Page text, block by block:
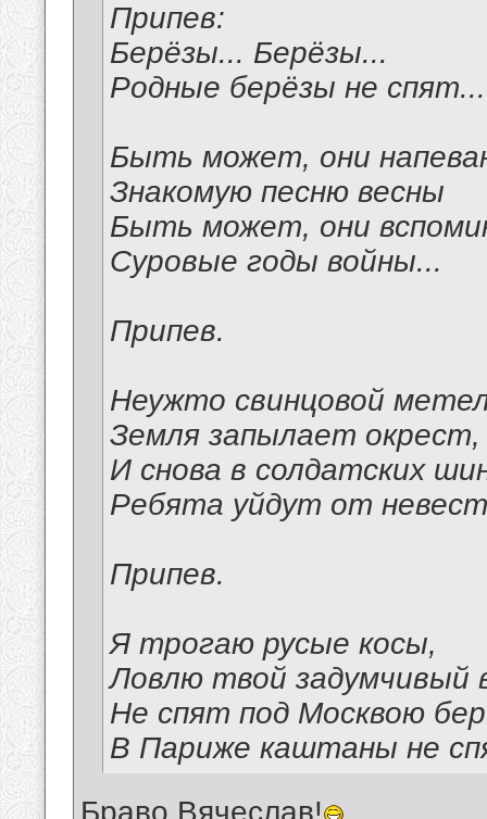
Припев:
Берёзы... Берёзы...
Родные берёзы не спят...
Быть может, они
Знакомую песню весны
Быть может, они
Суровые годы войны...
Припев.
Неужто свинцовой
Земля запылает окрест,
И снова в солдатских
Ребята уйдут от
Припев.
Я трогаю русые косы,
Ловлю твой задумчивый
Не спят под Москвою
В Париже каштаны не